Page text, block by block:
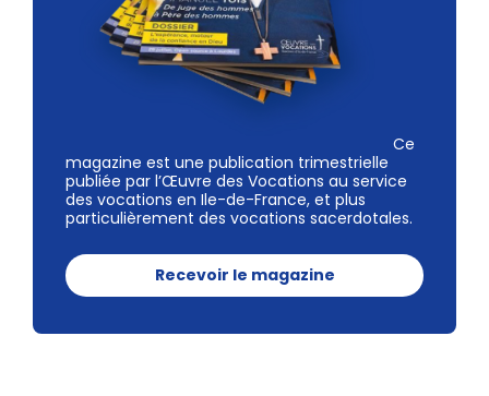
Ce
magazine est une publication trimestrielle
publiée par l’Œuvre des Vocations au service
des vocations en Ile-de-France, et plus
particulièrement des vocations sacerdotales.
Recevoir le magazine